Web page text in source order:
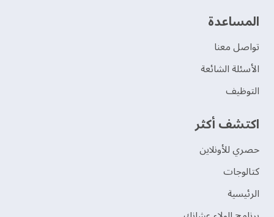
‫المساعدة‬
تواصل معنا
الأسئلة الشائعة
التوظيف
اكتشف أكثر
حصري للأونلاين
‫كتالوجات‬
الرئيسية